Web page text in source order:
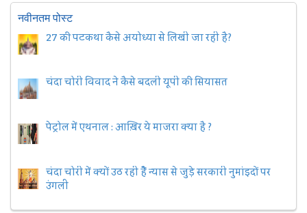
नवीनतम पोस्ट
27 की पटकथा कैसे अयोध्या से लिखी जा रही है?
चंदा चोरी विवाद ने कैसे बदली यूपी की सियासत
पेट्रोल में एथनाल : आख़िर ये माजरा क्या है ?
चंदा चोरी में क्यों उठ रही हैैं न्यास से जुड़े सरकारी नुमांइदों पर
उंगली